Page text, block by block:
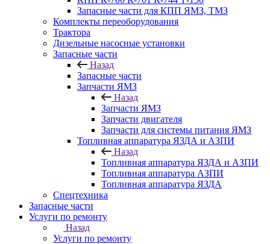
Запасные части для КПП ЯМЗ, ТМЗ
Комплекты переоборудования
Трактора
Дизельные насосные установки
Запасные части
Назад
Запасные части
Запчасти ЯМЗ
Назад
Запчасти ЯМЗ
Запчасти двигателя
Запчасти для системы питания ЯМЗ
Топливная аппаратура ЯЗДА и АЗПИ
Назад
Топливная аппаратура ЯЗДА и АЗПИ
Топливная аппаратура АЗПИ
Топливная аппаратура ЯЗДА
Спецтехника
Запасные части
Услуги по ремонту
Назад
Услуги по ремонту